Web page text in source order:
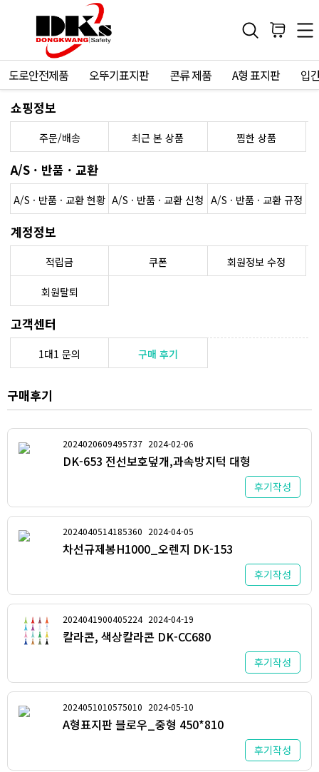
도로안전제품 오뚜기표지판 콘류 제품 A형 표지판 입
쇼핑정보
주문/배송 최근 본 상품 찜한 상품
A/S · 반품 · 교환
A/S · 반품 · 교환 현황 A/S · 반품 · 교환 신청 A/S · 반품 · 교환 규정
계정정보
적립금 쿠폰 회원정보 수정
회원탈퇴
고객센터
1대1 문의 구매 후기
구매후기
2024020609495737 2024-02-06
DK-653 전선보호덮개,과속방지턱 대형
후기작성
2024040514185360 2024-04-05
차선규제봉H1000_오렌지 DK-153
후기작성
2024041900405224 2024-04-19
칼라콘, 색상칼라콘 DK-CC680
후기작성
2024051010575010 2024-05-10
A형표지판 블로우_중형 450*810
후기작성